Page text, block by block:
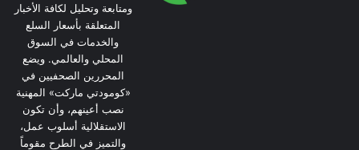
ومتابعة وتحليل لكافة الأخبار
المتعلقة بأسعار السلع
والخدمات في السوق
المحلي والعالمي. ويضع
المحررين الصحفيين في
«كومودتي ماركت» المهنية
نصب أعينهم، وأن تكون
الاستقلالية أسلوب عمل،
والتميز في الطرح مقوماً